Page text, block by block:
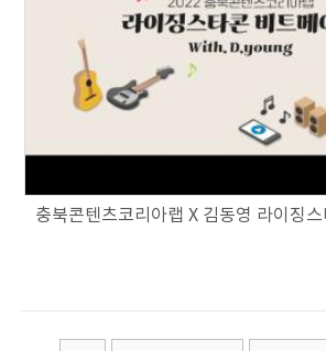
충북콘텐츠코리아랩 X 김동영 라이징